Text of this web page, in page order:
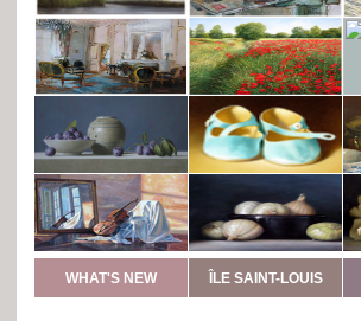
WHAT'S NEW ÎLE SAINT-LOUIS